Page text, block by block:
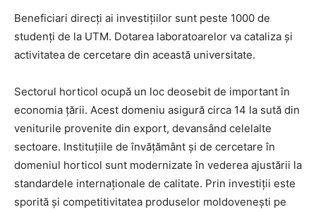
Beneficiari direcți ai investițiilor sunt peste 1000 de
studenți de la UTM. Dotarea laboratoarelor va cataliza și
activitatea de cercetare din această universitate.
Sectorul horticol ocupă un loc deosebit de important în
economia ţării. Acest domeniu asigură circa 14 la sută din
veniturile provenite din export, devansând celelalte
sectoare. Instituţiile de învăţământ şi de cercetare în
domeniul horticol sunt modernizate în vederea ajustării la
standardele internaţionale de calitate. Prin investiţii este
sporită și competitivitatea produselor moldoveneşti pe